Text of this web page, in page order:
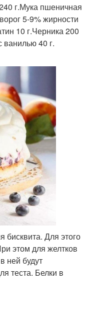
г.Мука пшеничная
5-9% жирности
10 г.Черника 200
ванилью 40 г.
бисквита. Для этого
этом для желтков
ней будут
теста. Белки в